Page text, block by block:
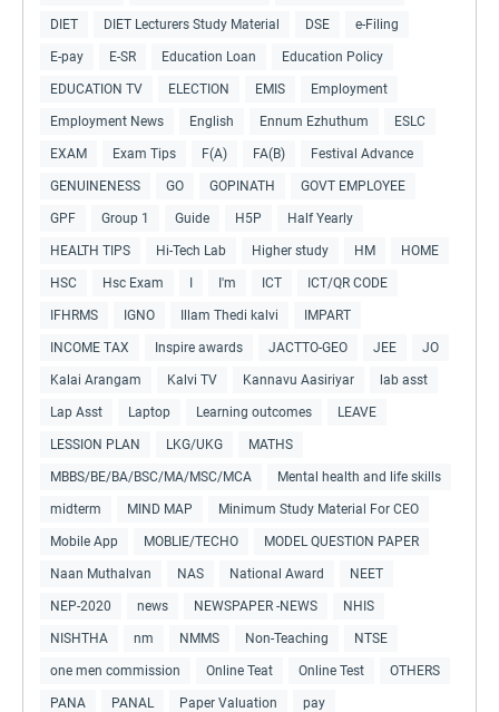
DIET DIET Lecturers Study Material DSE e-Filing
E-pay E-SR Education Loan Education Policy
EDUCATION TV ELECTION EMIS Employment
Employment News English Ennum Ezhuthum ESLC
EXAM Exam Tips F(A) FA(B) Festival Advance
GENUINENESS GO GOPINATH GOVT EMPLOYEE
GPF Group 1 Guide H5P Half Yearly
HEALTH TIPS Hi-Tech Lab Higher study HM HOME
HSC Hsc Exam I'm ICT ICT/QR CODE
IFHRMS IGNO Illam Thedi kalvi IMPART
INCOME TAX Inspire awards JACTTO-GEO JEE JO
Kalai Arangam Kalvi TV Kannavu Aasiriyar lab asst
Lap Asst Laptop Learning outcomes LEAVE
LESSION PLAN LKG/UKG MATHS
MBBS/BE/BA/BSC/MA/MSC/MCA Mental health and life skills
midterm MIND MAP Minimum Study Material For CEO
Mobile App MOBLIE/TECHO MODEL QUESTION PAPER
Naan Muthalvan NAS National Award NEET
NEP-2020 news NEWSPAPER -NEWS NHIS
NISHTHA nm NMMS Non-Teaching NTSE
one men commission Online Teat Online Test OTHERS
PANA PANAL Paper Valuation pay